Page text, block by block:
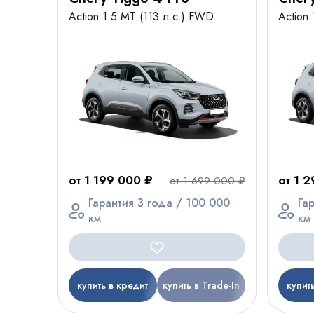
Action 1.5 MT (113 л.с.) FWD
от 1 199 000 ₽ от 1 699 000 ₽
Гарантия 3 года / 100 000
км
купить в кредит купить в Trade-In
Action
от 1
км